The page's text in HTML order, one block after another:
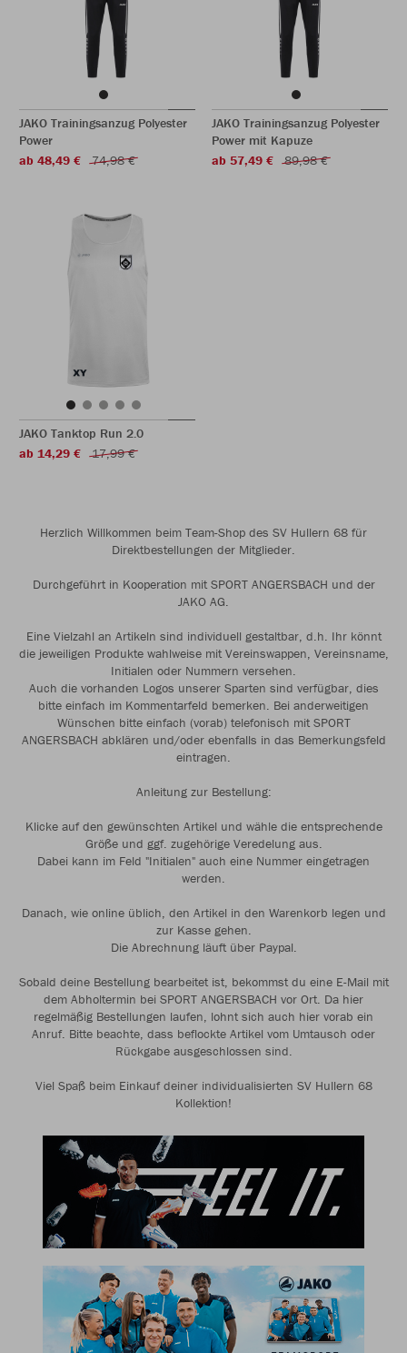
JAKO Trainingsanzug Polyester
Power
ab 48,49 €
74,98 €
JAKO Trainingsanzug Polyester
Power mit Kapuze
ab 57,49 €
89,98 €
JAKO Tanktop Run 2.0
ab 14,29 €
17,99 €
Herzlich Willkommen beim Team-Shop des SV Hullern 68 für
Direktbestellungen der Mitglieder.
Durchgeführt in Kooperation mit SPORT ANGERSBACH und der
JAKO AG.
Eine Vielzahl an Artikeln sind individuell gestaltbar, d.h. Ihr könnt
die jeweiligen Produkte wahlweise mit Vereinswappen, Vereinsname,
Initialen oder Nummern versehen.
Auch die vorhanden Logos unserer Sparten sind verfügbar, dies
bitte einfach im Kommentarfeld bemerken. Bei anderweitigen
Wünschen bitte einfach (vorab) telefonisch mit SPORT
ANGERSBACH abklären und/oder ebenfalls in das Bemerkungsfeld
eintragen.
Anleitung zur Bestellung:
Klicke auf den gewünschten Artikel und wähle die entsprechende
Größe und ggf. zugehörige Veredelung aus.
Dabei kann im Feld "Initialen" auch eine Nummer eingetragen
werden.
Danach, wie online üblich, den Artikel in den Warenkorb legen und
zur Kasse gehen.
Die Abrechnung läuft über Paypal.
Sobald deine Bestellung bearbeitet ist, bekommst du eine E-Mail mit
dem Abholtermin bei SPORT ANGERSBACH vor Ort. Da hier
regelmäßig Bestellungen laufen, lohnt sich auch hier vorab ein
Anruf. Bitte beachte, dass beflockte Artikel vom Umtausch oder
Rückgabe ausgeschlossen sind.
Viel Spaß beim Einkauf deiner individualisierten SV Hullern 68
Kollektion!